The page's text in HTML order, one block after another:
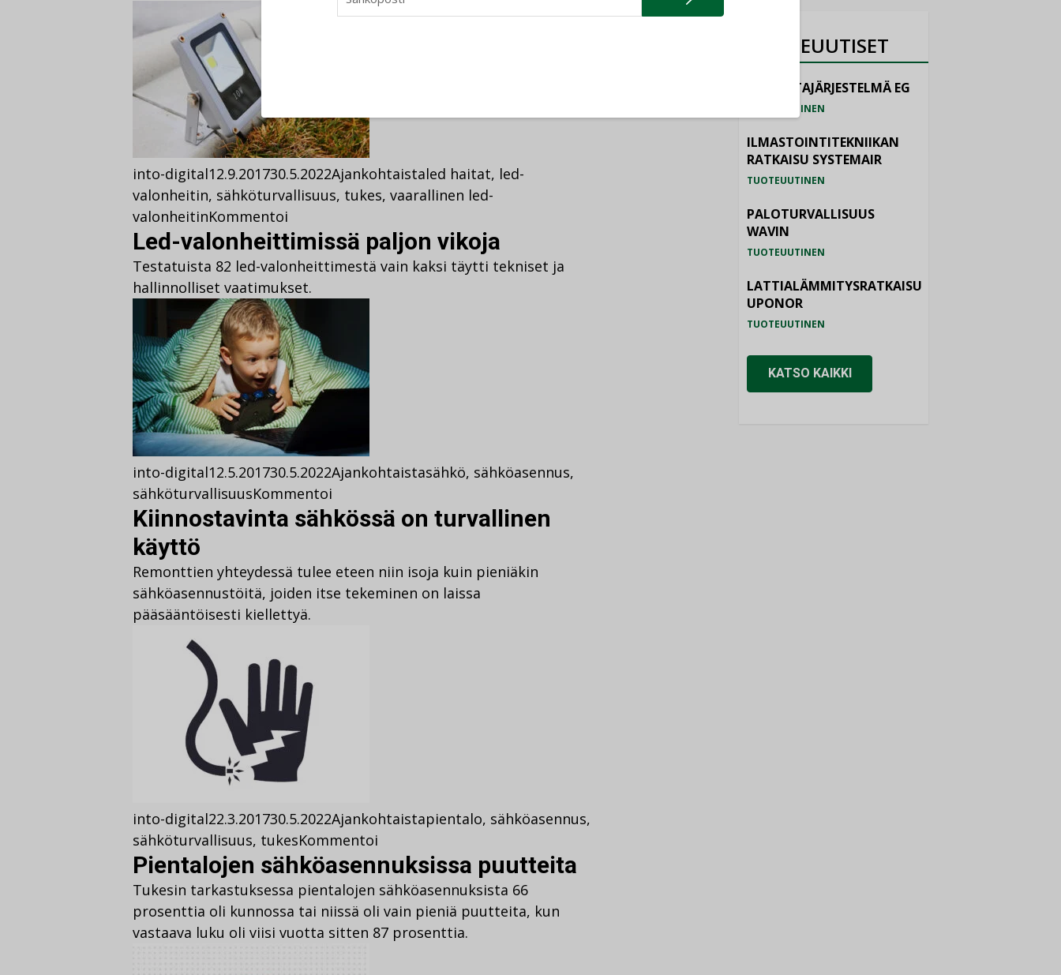
into-digital12.9.201730.5.2022Ajankohtaistaled haitat, led-
valonheitin, sähköturvallisuus, tukes, vaarallinen led-
valonheitinKommentoi
Led-valonheittimissä paljon vikoja
Testatuista 82 led-valonheittimestä vain kaksi täytti tekniset ja
hallinnolliset vaatimukset.
into-digital12.5.201730.5.2022Ajankohtaistasähkö, sähköasennus,
sähköturvallisuusKommentoi
Kiinnostavinta sähkössä on turvallinen
käyttö
Remonttien yhteydessä tulee eteen niin isoja kuin pieniäkin
sähköasennustöitä, joiden itse tekeminen on laissa
pääsääntöisesti kiellettyä.
into-digital22.3.201730.5.2022Ajankohtaistapientalo, sähköasennus,
sähköturvallisuus, tukesKommentoi
Pientalojen sähköasennuksissa puutteita
Tukesin tarkastuksessa pientalojen sähköasennuksista 66
prosenttia oli kunnossa tai niissä oli vain pieniä puutteita, kun
vastaava luku oli viisi vuotta sitten 87 prosenttia.
TUOTEUUTISET
HALLINTAJÄRJESTELMÄ EG
TUOTEUUTINEN
ILMASTOINTITEKNIIKAN
RATKAISU SYSTEMAIR
TUOTEUUTINEN
PALOTURVALLISUUS
WAVIN
TUOTEUUTINEN
LATTIALÄMMITYSRATKAISU
UPONOR
TUOTEUUTINEN
KATSO KAIKKI